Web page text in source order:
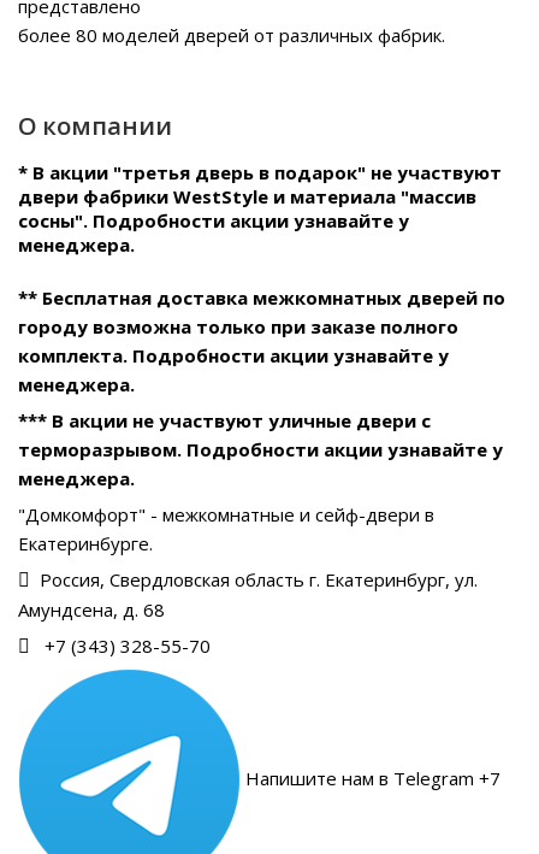
представлено
более 80 моделей дверей от различных фабрик.
О компании
* В акции "третья дверь в подарок" не участвуют
двери фабрики WestStyle и материала "массив
сосны". Подробности акции узнавайте у
менеджера.
** Бесплатная доставка межкомнатных дверей по
городу возможна только при заказе полного
комплекта. Подробности акции узнавайте у
менеджера.
*** В акции не участвуют уличные двери с
терморазрывом. Подробности акции узнавайте у
менеджера.
"Домкомфорт" - межкомнатные и сейф-двери в
Екатеринбурге.
Россия, Свердловская область г. Екатеринбург, ул.
Амундсена, д. 68
+7 (343) 328-55-70
Напишите нам в Telegram +7